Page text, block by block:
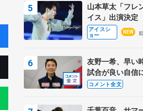
山本草太「フレ
イス」出演決
（金）2公演の
香さんプロデュ
アイスシ
ョー
NEW
友野一希、早い
試合が良い自
磨の現役復帰に
トロフィーフリ
コメント全文